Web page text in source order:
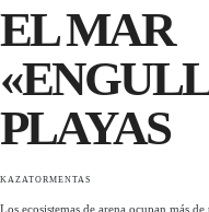
EL MAR
PLAYAS
KAZATORMENTAS
Los ecosistemas de arena ocupan más